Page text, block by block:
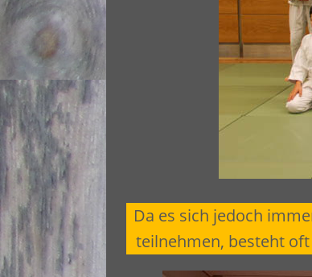
Da es sich jedoch
teilnehmen, besteht